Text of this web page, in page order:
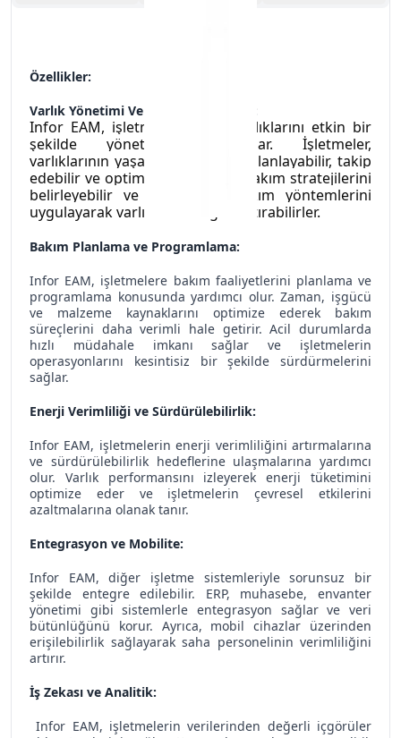
Özellikler:
Varlık Yönetimi Ve Bakım Stratejileri:
Infor EAM, işletmelerin tüm varlıklarını etkin bir
şekilde yönetmelerini sağlar. İşletmeler,
varlıklarının yaşam döngüsünü planlayabilir, takip
edebilir ve optimize edebilirler. Bakım stratejilerini
belirleyebilir ve en uygun bakım yöntemlerini
uygulayarak varlık verimliliğini artırabilirler.
Bakım Planlama ve Programlama:
Infor EAM, işletmelere bakım faaliyetlerini planlama ve
programlama konusunda yardımcı olur. Zaman, işgücü
ve malzeme kaynaklarını optimize ederek bakım
süreçlerini daha verimli hale getirir. Acil durumlarda
hızlı müdahale imkanı sağlar ve işletmelerin
operasyonlarını kesintisiz bir şekilde sürdürmelerini
sağlar.
Enerji Verimliliği ve Sürdürülebilirlik:
Infor EAM, işletmelerin enerji verimliliğini artırmalarına
ve sürdürülebilirlik hedeflerine ulaşmalarına yardımcı
olur. Varlık performansını izleyerek enerji tüketimini
optimize eder ve işletmelerin çevresel etkilerini
azaltmalarına olanak tanır.
Entegrasyon ve Mobilite:
Infor EAM, diğer işletme sistemleriyle sorunsuz bir
şekilde entegre edilebilir. ERP, muhasebe, envanter
yönetimi gibi sistemlerle entegrasyon sağlar ve veri
bütünlüğünü korur. Ayrıca, mobil cihazlar üzerinden
erişilebilirlik sağlayarak saha personelinin verimliliğini
artırır.
İş Zekası ve Analitik:
Infor EAM, işletmelerin verilerinden değerli içgörüler